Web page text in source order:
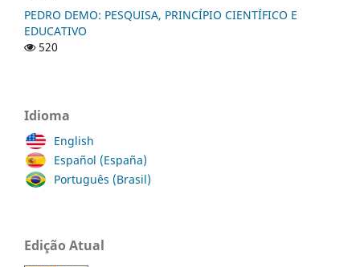
PEDRO DEMO: PESQUISA, PRINCÍPIO CIENTÍFICO E
EDUCATIVO
520
Idioma
English
Español (España)
Português (Brasil)
Edição Atual